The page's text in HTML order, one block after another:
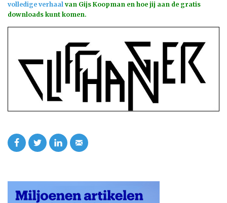
volledige verhaal van Gijs Koopman en hoe jij aan de gratis
downloads kunt komen.